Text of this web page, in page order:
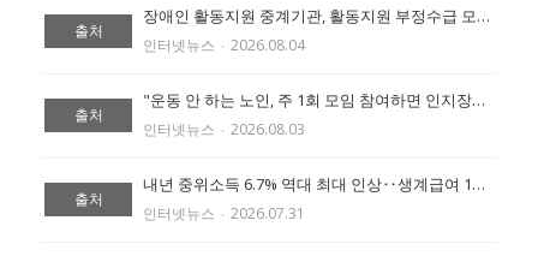
출처
장애인 활동지원 중계기관, 활동지원 부정수급 모니터링 철저히 해야 (출처:에이블 뉴스)
인터넷뉴스 ‧ 2026.08.04
출처
"운동 안 하는 노인, 주 1회 모임 참여하면 인지장애 위험 절반 낮아" (출처:에이블 뉴스)
인터넷뉴스 ‧ 2026.08.03
출처
내년 중위소득 6.7% 역대 최대 인상‥생계급여 1인가구 87만원 (출처:에이블 뉴스)
인터넷뉴스 ‧ 2026.07.31